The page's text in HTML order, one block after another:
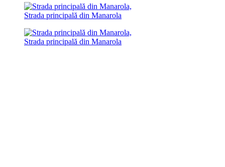
Strada principală din Manarola
Strada principală din Manarola